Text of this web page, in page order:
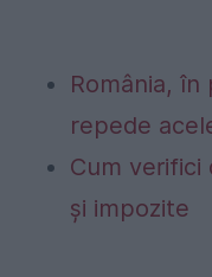
România,
repede
Cum verifici
și impozite